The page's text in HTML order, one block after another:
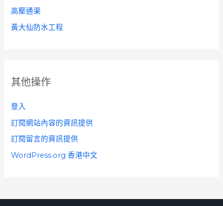
高壓通渠
黃大仙防水工程
其他操作
登入
訂閱網站內容的資訊提供
訂閱留言的資訊提供
WordPress.org 香港中文